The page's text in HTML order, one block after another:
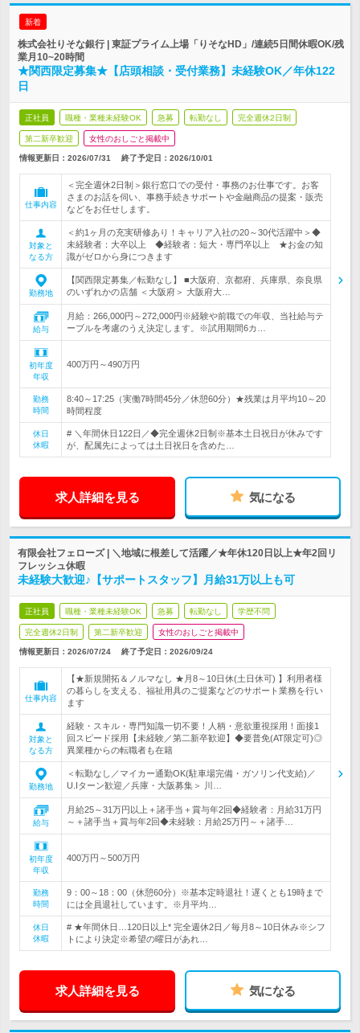
新着
株式会社りそな銀行 | 東証プライム上場「りそなHD」/連続5日間休暇OK/残
業月10~20時間
★関西限定募集★【店頭相談・受付業務】未経験OK／年休122
日
正社員 職種・業種未経験OK 急募 転勤なし 完全週休2日制
第二新卒歓迎 女性のおしごと掲載中
情報更新日：2026/07/31 終了予定日： 2026/10/01
仕事内容
＜完全週休2日制＞銀行窓口での受付・事務のお仕事です。お客
さまのお話を伺い、事務手続きサポートや金融商品の提案・販売
などをお任せします。
対象と
なる方
＜約1ヶ月の充実研修あり！キャリア入社の20～30代活躍中＞◆
未経験者：大卒以上 ◆経験者：短大・専門卒以上 ★お金の知
識がゼロから身につきます
勤務地
【関西限定募集／転勤なし】 ■大阪府、京都府、兵庫県、奈良県
のいずれかの店舗 ＜大阪府＞ 大阪府大…
給与
月給：266,000円～272,000円※経験や前職での年収、当社給与テ
ーブルを考慮のうえ決定します。※試用期間6カ…
初年度
年収
400万円～490万円
勤務
時間
8:40～17:25（実働7時間45分／休憩60分）★残業は月平均10～20
時間程度
休日
休暇
# ＼年間休日122日／◆完全週休2日制※基本土日祝日が休みです
が、配属先によっては土日祝日を含めた…
求人詳細を見る 気になる
有限会社フェローズ | ＼地域に根差して活躍／★年休120日以上★年2回リ
フレッシュ休暇
未経験大歓迎♪【サポートスタッフ】月給31万以上も可
正社員 職種・業種未経験OK 急募 転勤なし 学歴不問
完全週休2日制 第二新卒歓迎 女性のおしごと掲載中
情報更新日：2026/07/24 終了予定日： 2026/09/24
仕事内容
【★新規開拓＆ノルマなし ★月8～10日休(土日休可) 】利用者様
の暮らしを支える、福祉用具のご提案などのサポート業務を行い
ます
対象と
なる方
経験・スキル・専門知識一切不要！人柄・意欲重視採用！面接1
回スピード採用【未経験／第二新卒歓迎】◆要普免(AT限定可)◎
異業種からの転職者も在籍
勤務地
＜転勤なし／マイカー通勤OK(駐車場完備・ガソリン代支給)／
U.Iターン歓迎／兵庫・大阪募集＞ 川…
給与
月給25～31万円以上＋諸手当＋賞与年2回◆経験者：月給31万円
～＋諸手当＋賞与年2回◆未経験：月給25万円～＋諸手…
初年度
年収
400万円～500万円
勤務
時間
9：00～18：00（休憩60分）※基本定時退社！遅くとも19時まで
には全員退社しています。※月平均…
休日
休暇
# ★年間休日…120日以上* 完全週休2日／毎月8～10日休み※シフ
トにより決定※希望の曜日があれ…
求人詳細を見る 気になる